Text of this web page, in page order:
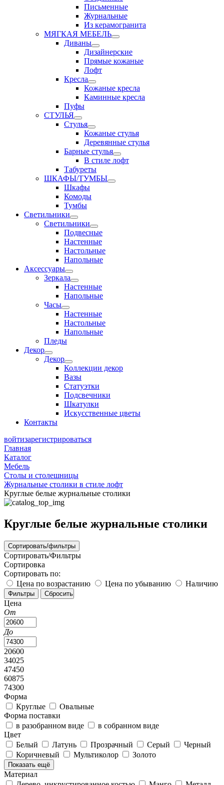
Письменные
Журнальные
Из керамогранита
МЯГКАЯ МЕБЕЛЬ
Диваны
Дизайнерские
Прямые кожаные
Лофт
Кресла
Кожаные кресла
Каминные кресла
Пуфы
СТУЛЬЯ
Стулья
Кожаные стулья
Деревянные стулья
Барные стулья
В стиле лофт
Табуреты
ШКАФЫ/ТУМБЫ
Шкафы
Комоды
Тумбы
Светильники
Светильники
Подвесные
Настенные
Настольные
Напольные
Аксессуары
Зеркала
Настенные
Напольные
Часы
Настенные
Настольные
Напольные
Пледы
Декор
Декор
Коллекции декор
Вазы
Статуэтки
Подсвечники
Шкатулки
Искусственные цветы
Контакты
войтизарегистрироваться
Главная
Каталог
Мебель
Столы и столешницы
Журнальные столики в стиле лофт
Круглые белые журнальные столики
Круглые белые журнальные столики
Сортировать/фильтры
Сортировать/Фильтры
Сортировка
Сортировать по:
Цена по возрастанию
Цена по убыванию Наличию
Цена
От
До
20600
34025
47450
60875
74300
Форма
Круглые
Овальные
Форма поставки
в разобранном виде
в собранном виде
Цвет
Белый
Латунь Прозрачный Серый
Черный
Коричневый
Мультиколор Золото
Показать ещё
Материал